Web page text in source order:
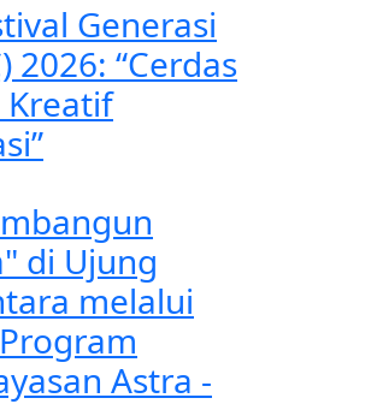
Generasi
2026: “Cerdas
Kreatif
di Ujung
melalui
Astra -